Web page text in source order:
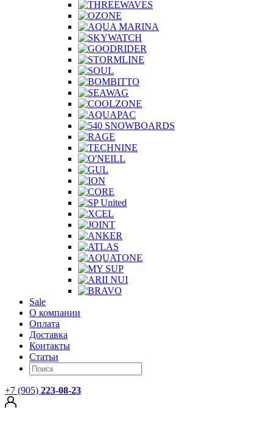
Sale
О компании
Оплата
Доставка
Контакты
Статьи
+7 (905) 223-08-23